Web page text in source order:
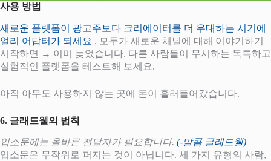
사용 방법
새로운 플랫폼이 광고주보다 크리에이터를 더 우대하는 시기에
얼리 어답터가 되세요 . 모두가 새로운 채널에 대해 이야기하기
시작하면 → 이미 늦었습니다. 다른 사람들이 무시하는 독특하고
실험적인 플랫폼을 테스트해 보세요.
아직 아무도 사용하지 않는 곳에 돈이 흘러들어갔습니다.
6. 글래드웰의 법칙
입소문에는 올바른 전달자가 필요합니다. (-말콤 글래드웰)
입소문은 무작위로 퍼지는 것이 아닙니다. 세 가지 유형의 사람,